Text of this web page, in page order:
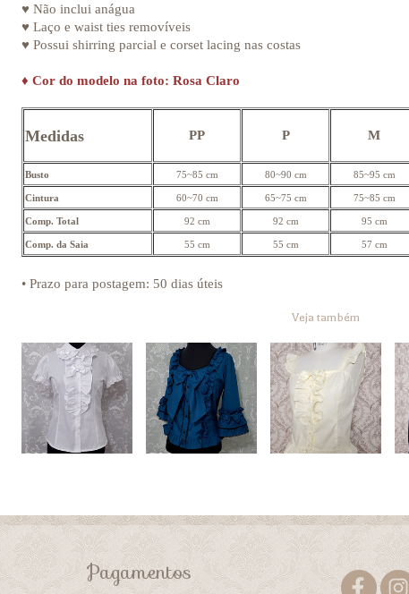
♥ Não inclui anágua
♥ Laço e waist ties removíveis
♥ Possui shirring parcial e corset lacing nas costas
♦ Cor do modelo na foto: Rosa Claro
Medidas PP P M
Busto 75~85 cm 80~90 cm 85~95 cm
Cintura 60~70 cm 65~75 cm 75~85 cm
Comp. Total 92 cm 92 cm 95 cm
Comp. da Saia 55 cm 55 cm 57 cm
• Prazo para postagem: 50 dias úteis
Veja também
Pagamentos